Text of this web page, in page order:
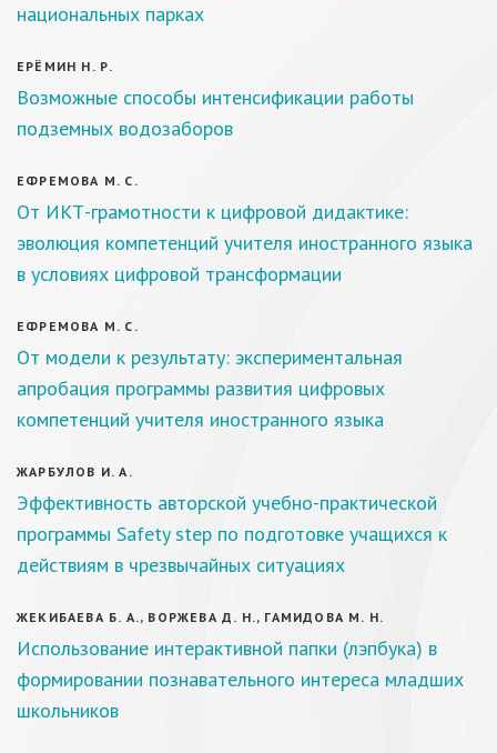
национальных парках
ЕРЁМИН Н. Р.
Возможные способы интенсификации работы
подземных водозаборов
ЕФРЕМОВА М. С.
От ИКТ-грамотности к цифровой дидактике:
эволюция компетенций учителя иностранного языка
в условиях цифровой трансформации
ЕФРЕМОВА М. С.
От модели к результату: экспериментальная
апробация программы развития цифровых
компетенций учителя иностранного языка
ЖАРБУЛОВ И. А.
Эффективность авторской учебно-практической
программы Safety step по подготовке учащихся к
действиям в чрезвычайных ситуациях
ЖЕКИБАЕВА Б. А., ВОРЖЕВА Д. Н., ГАМИДОВА М. Н.
Использование интерактивной папки (лэпбука) в
формировании познавательного интереса младших
школьников